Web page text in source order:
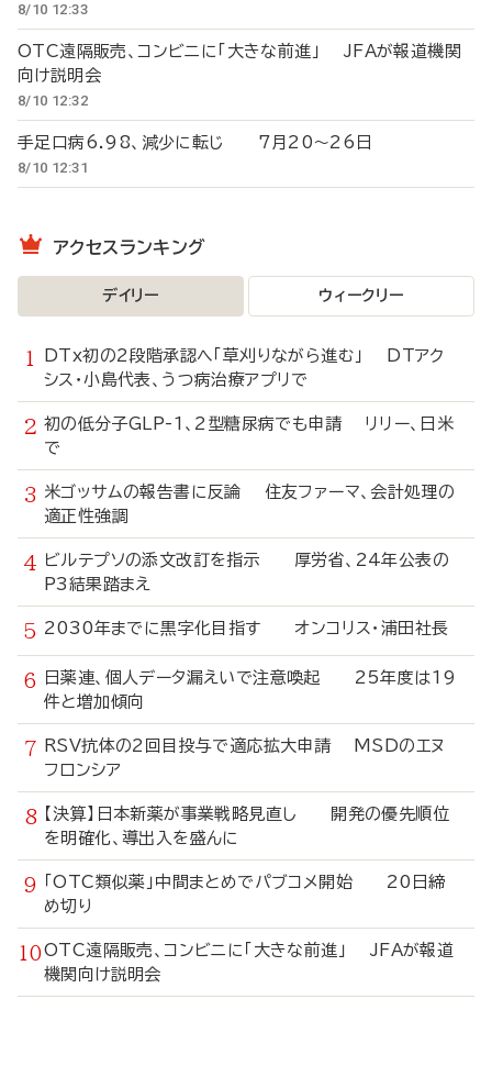
8/10 12:33
OTC遠隔販売、コンビニに「大きな前進」 JFAが報道機関
向け説明会
8/10 12:32
手足口病6.98、減少に転じ 7月20～26日
8/10 12:31
アクセスランキング
デイリー ウィークリー
DTx初の2段階承認へ「草刈りながら進む」 DTアク
シス・小島代表、うつ病治療アプリで
初の低分子GLP-1、2型糖尿病でも申請 リリー、日米
で
米ゴッサムの報告書に反論 住友ファーマ、会計処理の
適正性強調
ビルテプソの添文改訂を指示 厚労省、24年公表の
P3結果踏まえ
2030年までに黒字化目指す オンコリス・浦田社長
日薬連、個人データ漏えいで注意喚起 25年度は19
件と増加傾向
RSV抗体の2回目投与で適応拡大申請 MSDのエヌ
フロンシア
【決算】日本新薬が事業戦略見直し 開発の優先順位
を明確化、導出入を盛んに
「OTC類似薬」中間まとめでパブコメ開始 20日締
め切り
OTC遠隔販売、コンビニに「大きな前進」 JFAが報道
機関向け説明会